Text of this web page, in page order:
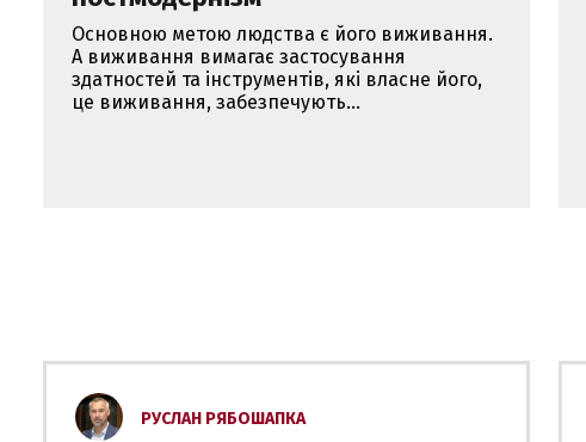
Основною метою людства є його виживання.
А виживання вимагає застосування
здатностей та інструментів, які власне його,
це виживання, забезпечують...
РУСЛАН РЯБОШАПКА